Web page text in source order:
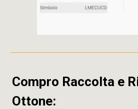
Compro Raccolta e
Ottone: